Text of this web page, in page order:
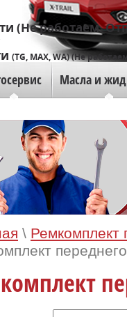
Масла и
(Не работаем.
(TG, MAX, WA) (Не
\ Ремкомплект